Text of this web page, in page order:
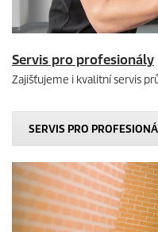
Servis pro profesionály
Zajišťujeme i kvalitní servis
SERVIS PRO